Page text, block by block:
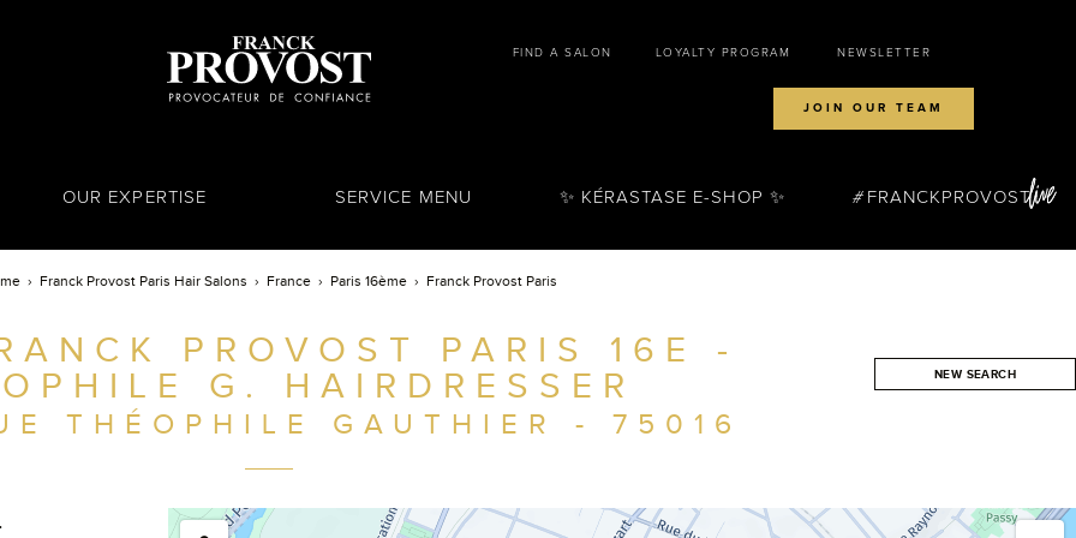
Franck Provost Paris Hair Salons France Paris 16ème Franck Provost Paris
PROVOST PARIS 16E -
G. HAIRDRESSER
THÉOPHILE GAUTHIER - 75016
NEW SEARCH
FIND A SALON LOYALTY PROGRAM NEWSLETTER
JOIN OUR TEAM
OUR EXPERTISE SERVICE MENU ✨ KÉRASTASE E-SHOP ✨ FRANCKPROVOST